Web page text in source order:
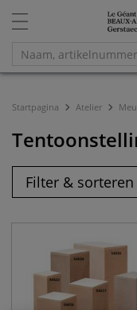
Startpagina Atelier
Filter & sorteren